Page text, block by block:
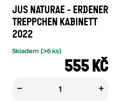
JUS NATURAE - ERDENER
TREPPCHEN KABINETT
2022
555 KČ
Skladem (>6 ks)
+
−